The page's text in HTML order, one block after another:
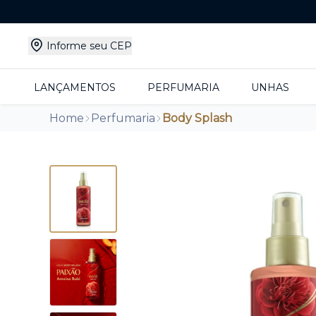
Informe seu CEP
LANÇAMENTOS PERFUMARIA UNHAS
Home Perfumaria Body Splash